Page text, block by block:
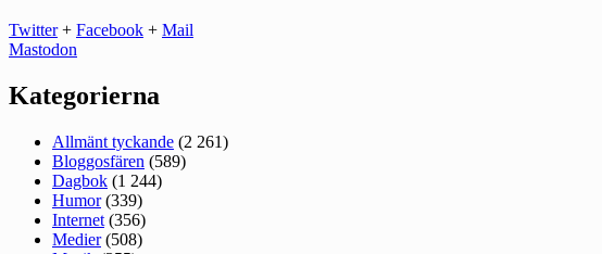
Twitter+ Facebook + Mail
Mastodon
Kategorierna
Allmänt tyckande (2 261)
Bloggosfären (589)
Dagbok (1 244)
Humor(339)
Internet (356)
Medier(508)